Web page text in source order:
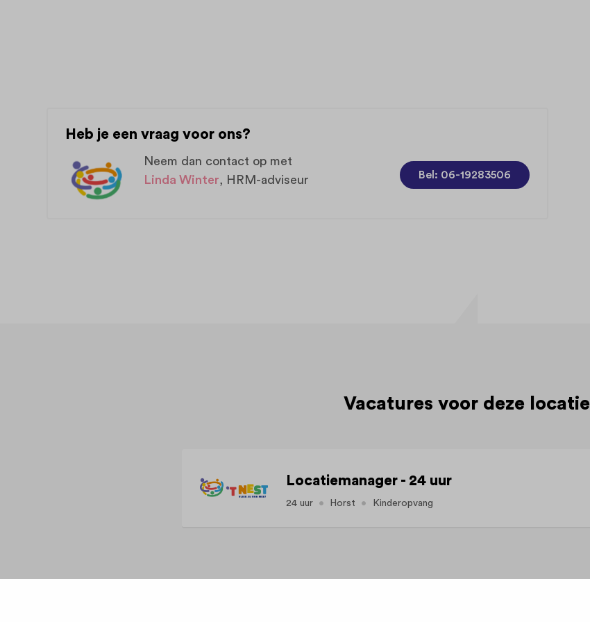
Heb je een vraag voor ons?
Neem dan contact op met
Linda Winter, HRM-adviseur Bel: 06-19283506
Vacatures voor deze locatie
Locatiemanager - 24 uur
24 uur Horst Kinderopvang